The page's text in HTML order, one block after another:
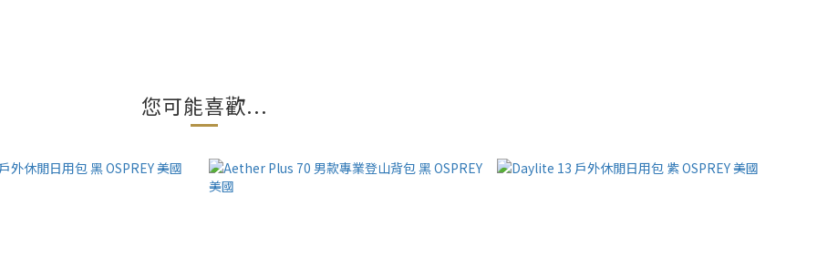
您可能喜歡...